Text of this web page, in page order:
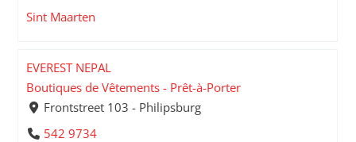
Sint Maarten
EVEREST NEPAL
Boutiques de Vêtements - Prêt-à-Porter
Frontstreet 103 - Philipsburg
542 9734